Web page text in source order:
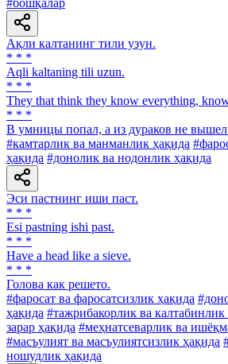
#бошқалар
Ақли калтанинг тили узун.
* * *
Аqli kaltaning tili uzun.
* * *
They that think they know everything,
* * *
В умницы попал, а из дураков не
#камтарлик ва манманлик ҳақида
ҳақида #донолик ва нодонлик ҳақида
Эси пастнинг иши паст.
* * *
Esi pastning ishi past.
* * *
Have a head like a sieve.
* * *
Голова как решето.
#фаросат ва фаросатсизлик ҳақида
ҳақида #тажрибакорлик ва калтабинлик
зарар ҳақида #меҳнатсеварлик ва
#масъулият ва масъулиятсизлик ҳақида
ношудлик ҳақида